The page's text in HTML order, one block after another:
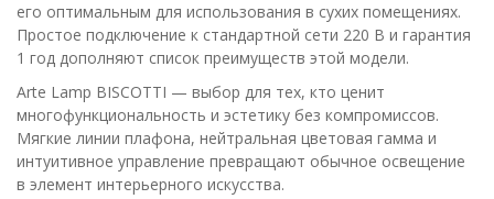
его оптимальным для использования в сухих помещениях.
Простое подключение к стандартной сети 220 В и гарантия
1 год дополняют список преимуществ этой модели.
Arte Lamp BISCOTTI — выбор для тех, кто ценит
многофункциональность и эстетику без компромиссов.
Мягкие линии плафона, нейтральная цветовая гамма и
интуитивное управление превращают обычное освещение
в элемент интерьерного искусства.